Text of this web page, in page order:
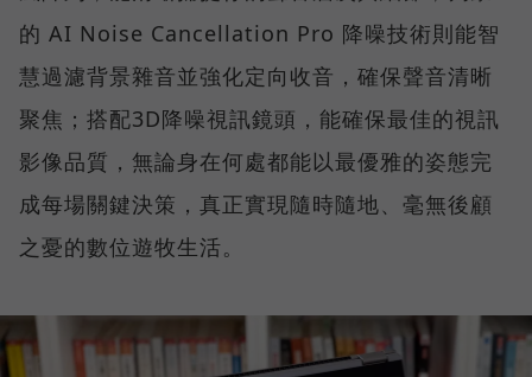
的 AI Noise Cancellation Pro 降噪技術則能智
慧過濾背景雜音並強化定向收音，確保聲音清晰
聚焦；搭配3D降噪視訊鏡頭，能確保最佳的視訊
影像品質，無論身在何處都能以最優雅的姿態完
成每場關鍵決策，真正實現隨時隨地、毫無後顧
之憂的數位遊牧生活。